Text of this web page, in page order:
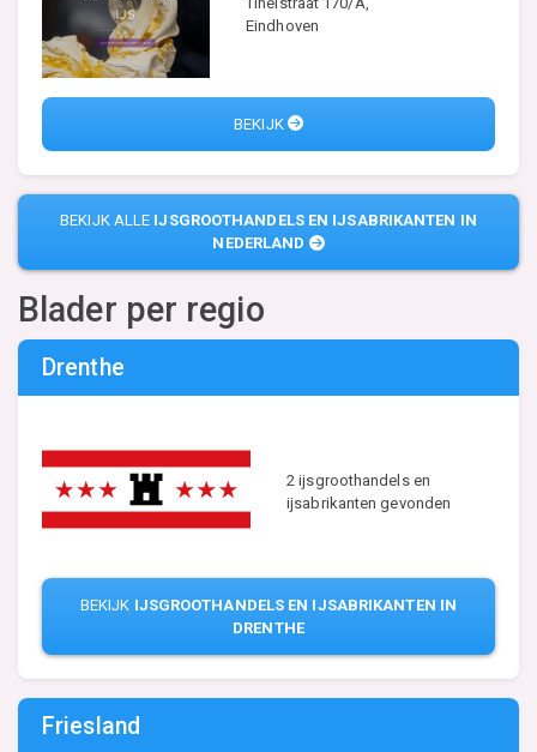
Eindhoven
BEKIJK
BEKIJK ALLE IJSGROOTHANDELS EN IJSABRIKANTEN IN
NEDERLAND
Blader per regio
Drenthe
2 ijsgroothandels en
ijsabrikanten gevonden
BEKIJK IJSGROOTHANDELS EN IJSABRIKANTEN IN
DRENTHE
Friesland